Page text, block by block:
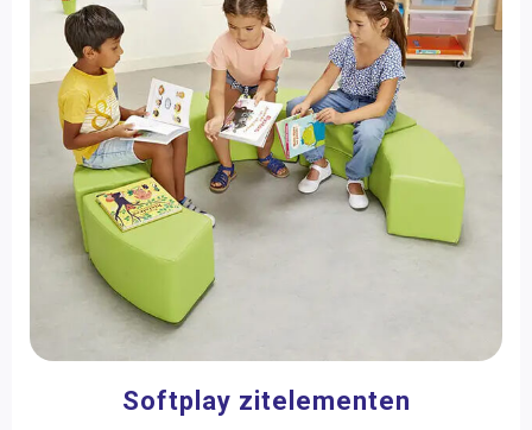
Themahoeken
Wandspeelborden
Zand- en watertafels
Kasten
Opbergers
Tafels
Schoolborden & toebehoren
Softplay zitelementen